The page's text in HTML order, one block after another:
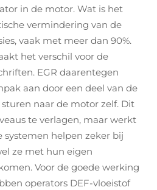
in de motor. Wat is het
vermindering van de
vaak met meer dan 90%.
het verschil voor de
EGR daarentegen
aan door een deel van de
naar de motor zelf. Dit
te verlagen, maar werkt
systemen helpen zeker bij
ze met hun eigen
Voor de goede werking
operators DEF-vloeistof